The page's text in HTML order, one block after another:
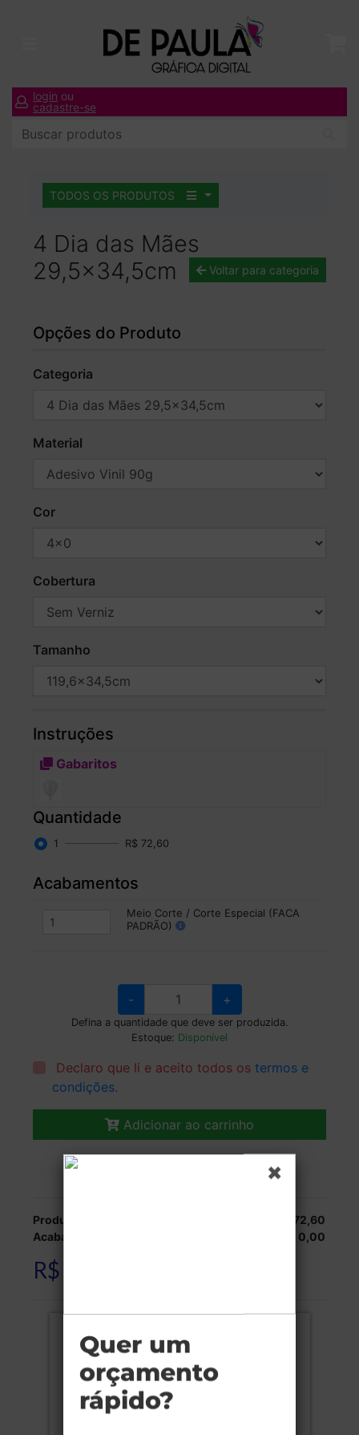
login ou
cadastre-se
TODOS OS PRODUTOS
4 Dia das Mães
29,5x34,5cm
Voltar para categoria
Opções do Produto
Categoria
Material
Cor
Cobertura
Tamanho
Instruções
Gabaritos
Quantidade
1 R$ 72,60
Acabamentos
Meio Corte / Corte Especial (FACA
PADRÃO)
- +
Defina a quantidade que deve ser produzida.
Estoque: Disponível
Declaro que li e aceito todos ostermos e
condições.
Adicionar ao carrinho
Veja as opções de entrega.
Produção:
R$ 72,60
Acabamentos:
R$ 0,00
R$ 72,60